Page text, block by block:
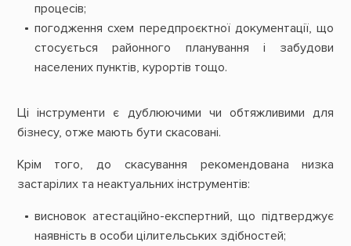
процесів;
погодження схем передпроєктної документації, що
стосується районного планування і забудови
населених пунктів, курортів тощо.
Ці інструменти є дублюючими чи обтяжливими для
бізнесу, отже мають бути скасовані.
Крім того, до скасування рекомендована низка
застарілих та неактуальних інструментів:
висновок атестаційно-експертний, що підтверджує
наявність в особи цілительських здібностей;